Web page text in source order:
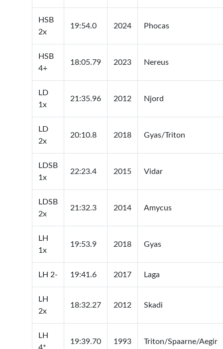
HSB
2x
19:54.0 2024 Phocas
HSB
4+
18:05.79 2023 Nereus
LD
1x
21:35.96 2012 Njord
LD
2x
20:10.8 2018 Gyas/Triton
LDSB
1x
22:23.4 2015 Vidar
LDSB
2x
21:32.3 2014 Amycus
LH
1x
19:53.9 2018 Gyas
LH 2- 19:41.6 2017 Laga
LH
2x
18:32.27 2012 Skadi
LH
19:39.70 1993 Triton/Spaarne/Aegir